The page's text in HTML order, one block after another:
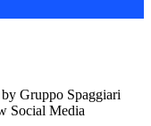
Gruppo Spaggiari
Social Media